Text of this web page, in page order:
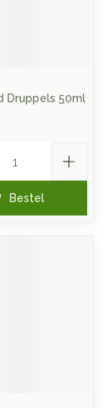
Druppels 50ml
Bestel